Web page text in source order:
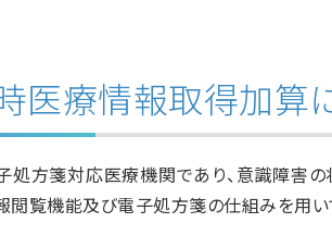
医療情報取得加算
処方箋対応医療機関であり、意識障害
閲覧機能及び電子処方箋の仕組みを用い